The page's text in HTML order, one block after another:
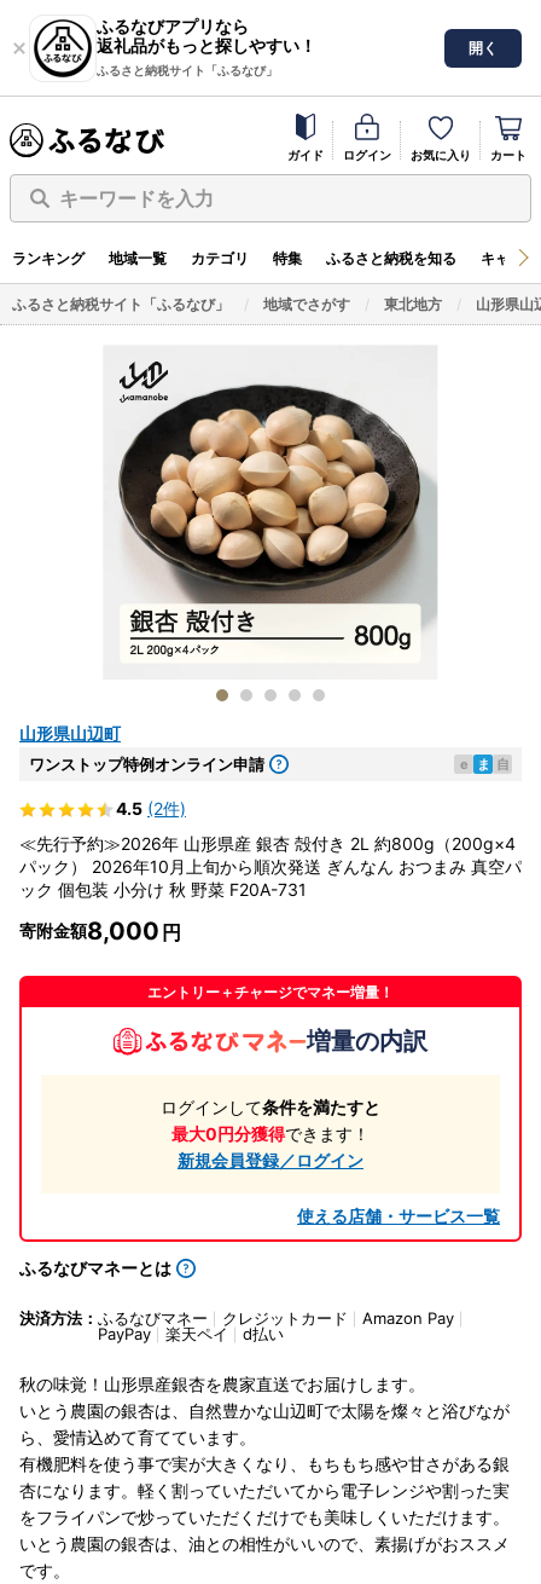
ふるなびアプリなら
返礼品がもっと探しやすい！
ふるさと納税サイト「ふるなび」
開く
ガイド ログイン お気に入り カート
キーワードを入力
ランキング 地域一覧 カテゴリ 特集 ふるさと納税を知る キャン
ふるさと納税サイト「ふるなび」 地域でさがす 東北地方 山形県山
山形県山辺町
ワンストップ特例オンライン申請 e ま 自
4.5 (2件)
≪先行予約≫2026年 山形県産 銀杏 殻付き 2L 約800g（200g×4
パック） 2026年10月上旬から順次発送 ぎんなん おつまみ 真空パ
ック 個包装 小分け 秋 野菜 F20A-731
寄附金額8,000
エントリー＋チャージでマネー増量！
増量の内訳
ログインして条件を満たすと
最大0円分獲得できます！
新規会員登録／ログイン
使える店舗・サービス一覧
ふるなびマネーとは
決済方法： ふるなびマネー クレジットカード
Amazon Pay
PayPay
楽天ペイ d払い
秋の味覚！山形県産銀杏を農家直送でお届けします。
いとう農園の銀杏は、自然豊かな山辺町で太陽を燦々と浴びなが
ら、愛情込めて育てています。
有機肥料を使う事で実が大きくなり、もちもち感や甘さがある銀
杏になります。軽く割っていただいてから電子レンジや割った実
をフライパンで炒っていただくだけでも美味しくいただけます。
いとう農園の銀杏は、油との相性がいいので、素揚げがおススメ
です。